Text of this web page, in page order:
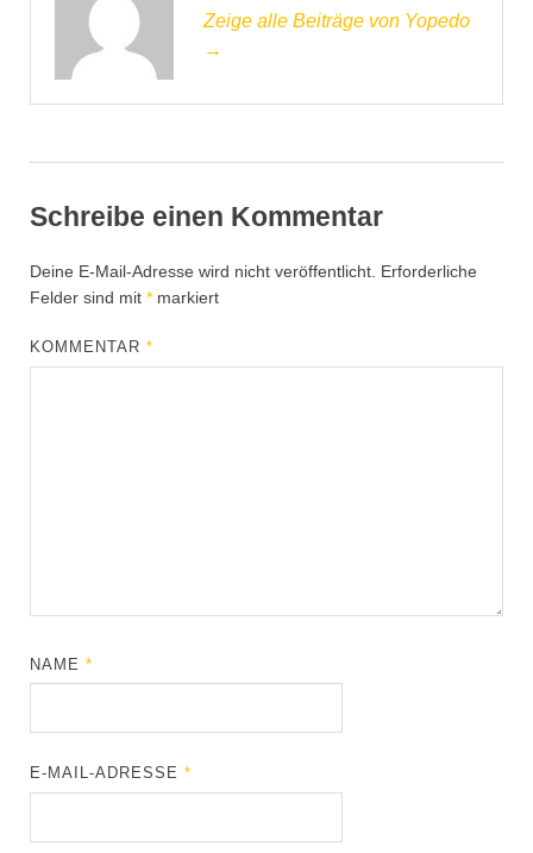
Zeige alle Beiträge von Yopedo
→
Schreibe einen Kommentar
Deine E-Mail-Adresse wird nicht veröffentlicht. Erforderliche
Felder sind mit * markiert
KOMMENTAR*
NAME*
E-MAIL-ADRESSE*